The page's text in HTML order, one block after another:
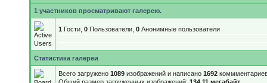
1 участников просматривают галерею.
1 Гости, 0 Пользователи, 0 Анонимные пользователи
Статистика галереи
Всего загружено 1089 изображений и написано 1692